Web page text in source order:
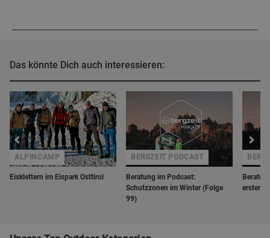
Das könnte Dich auch interessieren:
Eisklettern im Eispark Osttirol
ALPINCAMP
Beratung im Podcast:
Schutzzonen im Winter (Folge
99)
BERGZEIT PODCAST
erster